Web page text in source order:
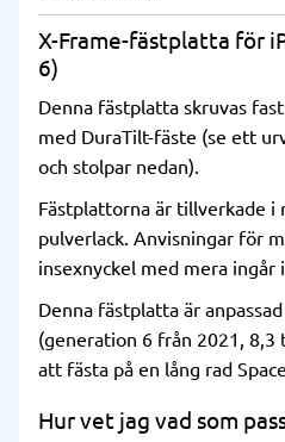
X-Frame-fästplatta för
6)
Denna fästplatta skruvas
med DuraTilt-fäste (se ett
och stolpar nedan).
Fästplattorna är tillverkade i
pulverlack. Anvisningar för
insexnyckel med mera ingår
Denna fästplatta är
(generation 6 från 2021, 8,3
att fästa på en lång rad
Hur vet jag vad som